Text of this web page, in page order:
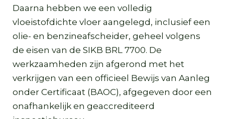
Daarna hebben we een volledig
vloeistofdichte vloer aangelegd, inclusief een
olie- en benzineafscheider, geheel volgens
de eisen van de SIKB BRL 7700. De
werkzaamheden zijn afgerond met het
verkrijgen van een officieel Bewijs van Aanleg
onder Certificaat (BAOC), afgegeven door een
onafhankelijk en geaccrediteerd